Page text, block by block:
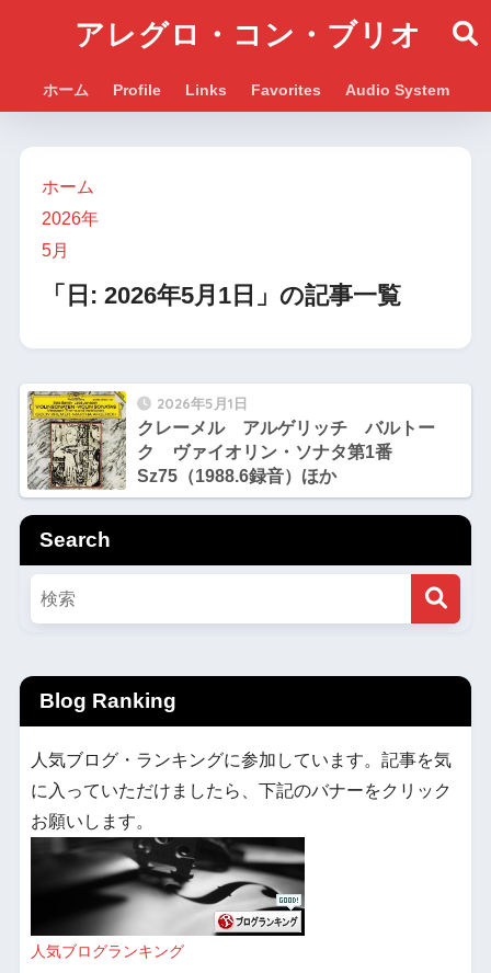
アレグロ・コン・ブリオ
ホーム Profile Links Favorites Audio System
ホーム
2026年
5月
「日: 2026年5月1日 」の記事一覧
2026年5月1日
クレーメル アルゲリッチ バルトー
ク ヴァイオリン・ソナタ第1番
Sz75（1988.6録音）ほか
Search
Blog Ranking
人気ブログ・ランキングに参加しています。記事を気
に入っていただけましたら、下記のバナーをクリック
お願いします。
人気ブログランキング